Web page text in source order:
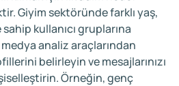
Giyim sektöründe farklı yaş,
kullanıcı gruplarına
analiz araçlarından
belirleyin ve mesajlarınızı
Örneğin, genç